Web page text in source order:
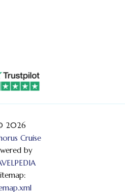
2026
Cruise
by